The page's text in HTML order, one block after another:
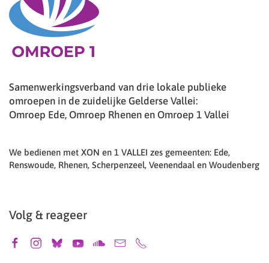
Samenwerkingsverband van drie lokale publieke
omroepen in de zuidelijke Gelderse Vallei:
Omroep Ede, Omroep Rhenen en Omroep 1 Vallei
We bedienen met XON en 1 VALLEI zes gemeenten: Ede,
Renswoude, Rhenen, Scherpenzeel, Veenendaal en Woudenberg
Volg & reageer